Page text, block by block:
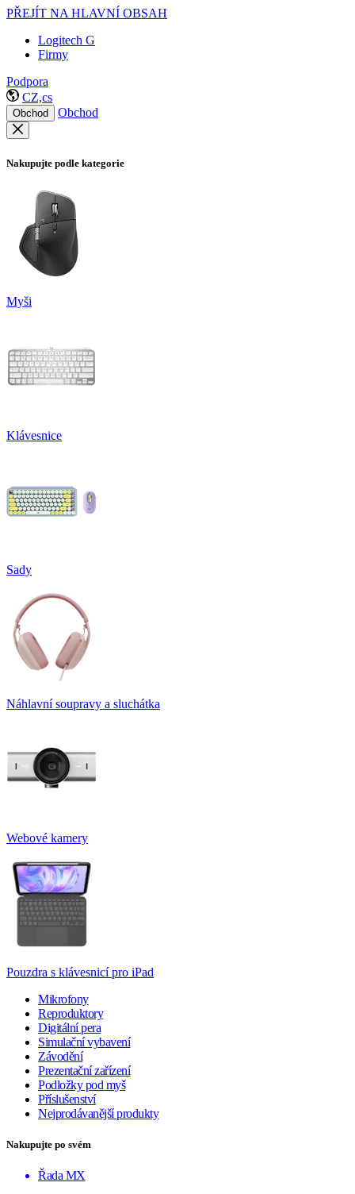
PŘEJÍT NA HLAVNÍ OBSAH
Logitech G
Firmy
Podpora
CZ,cs
Obchod Obchod
Nakupujte podle kategorie
Myši
Klávesnice
Sady
Náhlavní soupravy a sluchátka
Webové kamery
Pouzdra s klávesnicí pro iPad
Mikrofony
Reproduktory
Digitální pera
Simulační vybavení
Závodění
Prezentační zařízení
Podložky pod myš
Příslušenství
Nejprodávanější produkty
Nakupujte po svém
Řada MX